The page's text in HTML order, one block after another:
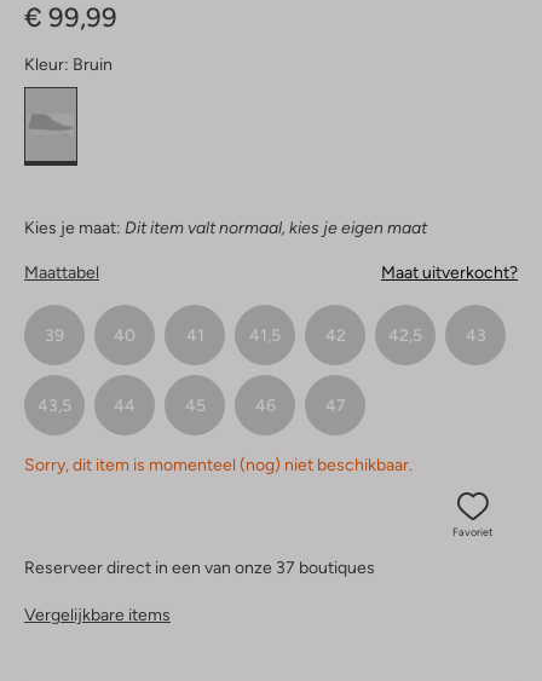
€ 99,99
Kleur: Bruin
Kies je maat: Dit item valt normaal, kies je eigen maat
Maattabel Maat uitverkocht?
39 40 41 41,5 42 42,5 43
43,5 44 45 46 47
Sorry, dit item is momenteel (nog) niet beschikbaar.
Favoriet
Reserveer direct in een van onze 37 boutiques
Vergelijkbare items